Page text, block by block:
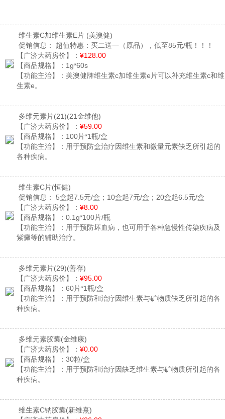
维生素C加维生素E片 (美澳健)
促销信息：
超值特惠：买二送一（原品），低至85元/瓶！！！
【广济大药房价】： ¥128.00
【商品规格】： 1g*60s
【功能主治】： 美澳健牌维生素c加维生素e片可以补充维生素c和维
生素e。
多维元素片(21)(21金维他)
【广济大药房价】： ¥59.00
【商品规格】： 100片*1瓶/盒
【功能主治】： 用于预防盒治疗因维生素和微量元素缺乏所引起的
各种疾病。
维生素C片(恒健)
促销信息：
5盒起7.5元/盒；10盒起7元/盒；20盒起6.5元/盒
【广济大药房价】： ¥8.00
【商品规格】： 0.1g*100片/瓶
【功能主治】： 用于预防坏血病，也可用于各种急慢性传染疾病及
紫癜等的辅助治疗。
多维元素片(29)(善存)
【广济大药房价】： ¥95.00
【商品规格】： 60片*1瓶/盒
【功能主治】： 用于预防和治疗因维生素与矿物质缺乏所引起的各
种疾病。
多维元素胶囊(金维康)
【广济大药房价】： ¥0.00
【商品规格】： 30粒/盒
【功能主治】： 用于预防和治疗因缺乏维生素与矿物质所引起的各
种疾病。
维生素C钠胶囊(新维熹)